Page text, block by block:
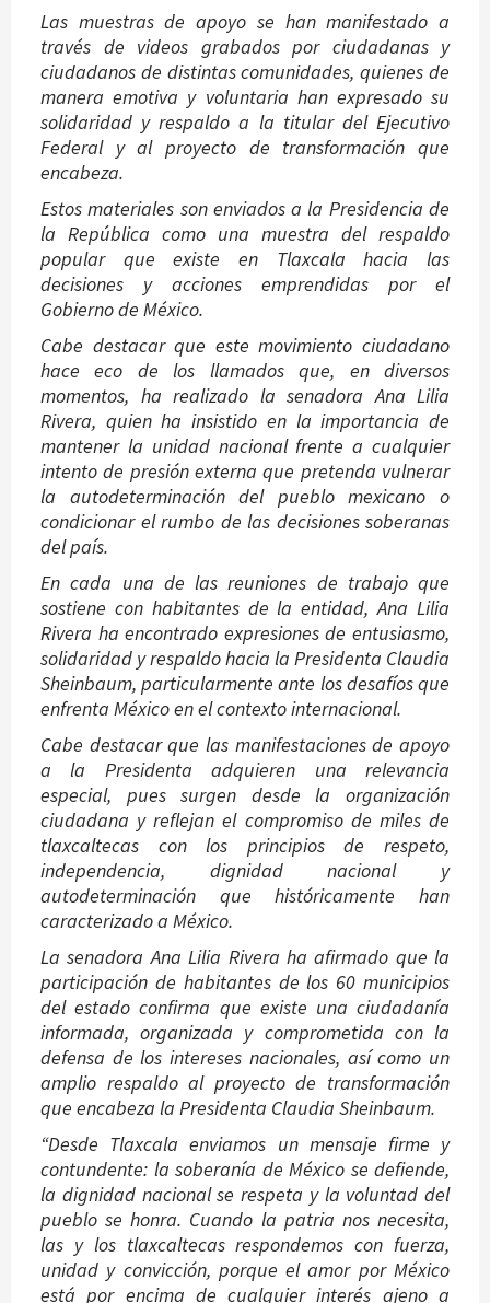
Las muestras de apoyo se han manifestado a
través de videos grabados por ciudadanas y
ciudadanos de distintas comunidades, quienes de
manera emotiva y voluntaria han expresado su
solidaridad y respaldo a la titular del Ejecutivo
Federal y al proyecto de transformación que
encabeza.
Estos materiales son enviados a la Presidencia de
la República como una muestra del respaldo
popular que existe en Tlaxcala hacia las
decisiones y acciones emprendidas por el
Gobierno de México.
Cabe destacar que este movimiento ciudadano
hace eco de los llamados que, en diversos
momentos, ha realizado la senadora Ana Lilia
Rivera, quien ha insistido en la importancia de
mantener la unidad nacional frente a cualquier
intento de presión externa que pretenda vulnerar
la autodeterminación del pueblo mexicano o
condicionar el rumbo de las decisiones soberanas
del país.
En cada una de las reuniones de trabajo que
sostiene con habitantes de la entidad, Ana Lilia
Rivera ha encontrado expresiones de entusiasmo,
solidaridad y respaldo hacia la Presidenta Claudia
Sheinbaum, particularmente ante los desafíos que
enfrenta México en el contexto internacional.
Cabe destacar que las manifestaciones de apoyo
a la Presidenta adquieren una relevancia
especial, pues surgen desde la organización
ciudadana y reflejan el compromiso de miles de
tlaxcaltecas con los principios de respeto,
independencia, dignidad nacional y
autodeterminación que históricamente han
caracterizado a México.
La senadora Ana Lilia Rivera ha afirmado que la
participación de habitantes de los 60 municipios
del estado confirma que existe una ciudadanía
informada, organizada y comprometida con la
defensa de los intereses nacionales, así como un
amplio respaldo al proyecto de transformación
que encabeza la Presidenta Claudia Sheinbaum.
“Desde Tlaxcala enviamos un mensaje firme y
contundente: la soberanía de México se defiende,
la dignidad nacional se respeta y la voluntad del
pueblo se honra. Cuando la patria nos necesita,
las y los tlaxcaltecas respondemos con fuerza,
unidad y convicción, porque el amor por México
está por encima de cualquier interés ajeno a